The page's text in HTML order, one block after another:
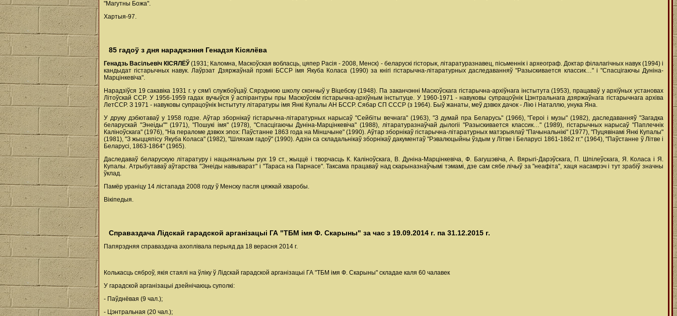
"Магутны Божа".
Хартыя-97.
85 гадоў з дня нараджэння Генадзя Кісялёва
Генадзь Васільевіч КІСЯЛЁЎ(1931; Каломна, Маскоўская вобласць, цяпер Расія - 2008, Менск) - беларускі гісторык, літаратуразнавец, пісьменнік і археограф. Доктар філалагічных навук (1994) і
кандыдат гістарычных навук. Лаўрэат Дзяржаўнай прэміі БССР імя Якуба Коласа (1990) за кнігі гістарычна-літаратурных даследаванняў "Разыскивается классик…" і "Спасцігаючы Дуніна-
Марцінкевіча".
Нарадзіўся 19 сакавіка 1931 г. у сям'і службоўцаў. Сярэднюю школу скончыў у Віцебску (1948). Па заканчэнні Маскоўскага гістарычна-архіўнага інстытута (1953), працаваў у архіўных установах
Літоўскай ССР. У 1956-1959 гадах вучыўся ў аспірантуры пры Маскоўскім гістарычна-архіўным інстытуце. У 1960-1971 - навуковы супрацоўнік Цэнтральнага дзяржаўнага гістарычнага архіва
ЛетССР. З 1971 - навуковы супрацоўнік Інстытуту літаратуры імя Янкі Купалы АН БССР. Сябар СП СССР (з 1964). Быў жанаты, меў дзвюх дачок - Лію і Наталлю, унука Яна.
У друку дэбютаваў у 1958 годзе. Аўтар зборнікаў гістарычна-літаратурных нарысаў "Сейбіты вечнага" (1963), "З думай пра Беларусь" (1966), "Героі і музы" (1982), даследаванняў "Загадка
беларускай "Энеіды"" (1971), "Пошукі імя" (1978), "Спасцігаючы Дуніна-Марцінкевіча" (1988), літаратуразнаўчай дылогіі "Разыскивается классик…" (1989), гістарычных нарысаў "Паплечнік
Каліноўскага" (1976), "На пераломе дзвюх эпох: Паўстанне 1863 года на Міншчыне" (1990). Аўтар зборнікаў гістарычна-літаратурных матэрыялаў "Пачынальнікі" (1977), "Пуцявінамі Янкі Купалы"
(1981), "З жыццяпісу Якуба Коласа" (1982), "Шляхам гадоў" (1990). Адзін са складальнікаў зборнікаў дакументаў "Рэвалюцыйны ўздым у Літве і Беларусі 1861-1862 гг." (1964), "Паўстанне ў Літве і
Беларусі, 1863-1864" (1965).
Даследаваў беларускую літаратуру і нацыянальны рух 19 ст., жыццё і творчасць К. Каліноўскага, В. Дуніна-Марцінкевіча, Ф. Багушэвіча, А. Вярыгі-Дарэўскага, П. Шпілеўскага, Я. Коласа і Я.
Купалы. Атрыбутаваў аўтарства "Энеіды навыварат" і "Тараса на Парнасе". Таксама працаваў над скарыназнаўчымі тэмамі, дзе сам сябе лічыў за "неафіта", хаця насамрэч і тут зрабіў значны
ўклад.
Памёр ураніцу 14 лістапада 2008 году ў Менску пасля цяжкай хваробы.
Вікіпедыя.
Справаздача Лідскай гарадской арганізацыі ГА "ТБМ імя Ф. Скарыны" за час з 19.09.2014 г. па 31.12.2015 г.
Папярэдняя справаздача ахоплівала перыяд да 18 верасня 2014 г.
Колькасць сяброў, якія стаялі на ўліку ў Лідскай гарадской арганізацыі ГА "ТБМ імя Ф. Скарыны" складае каля 60 чалавек
У гарадской арганізацыі дзейнічаюць суполкі:
- Паўднёвая (9 чал.);
- Цэнтральная (20 чал.);